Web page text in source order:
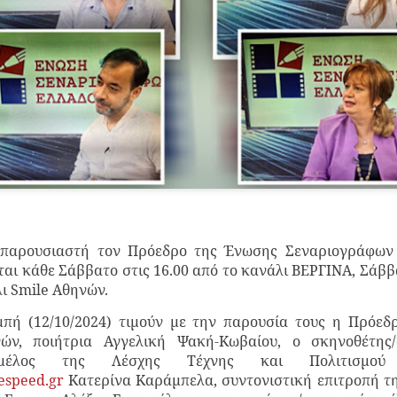
τον Πρόεδρο της Ένωσης
κάθε Σάββατο στις 16.00 από το κανάλι ΒΕΡΓΙΝΑ,
Smile Αθηνών.
(12/10/2024) τιμούν με την παρουσία τους η
ποιήτρια Αγγελική Ψακή-Κωβαίου, ο
μέλος της Λέσχης Τέχνης και
Κατερίνα Καράμπελα, συντονιστική επιτροπή
Τα τραγούδια της
Επικοινωνία: Άντζυ
ΠΡΟΣΒΑΣΗ Σταθμός
ΠΑΡΑΣΤΑΣΕΙΣ Πρεμιέρα
21:00 & Τετάρτη στις 18:00
ΔΙΑΡΚΕΙΑ 75' (χωρίς
ΤΙΜΕΣ ΕΙΣΙΤΗΡΙΩΝ 16€
65/εκπαιδευτικοί/
Προπώληση εισιτηρίων :